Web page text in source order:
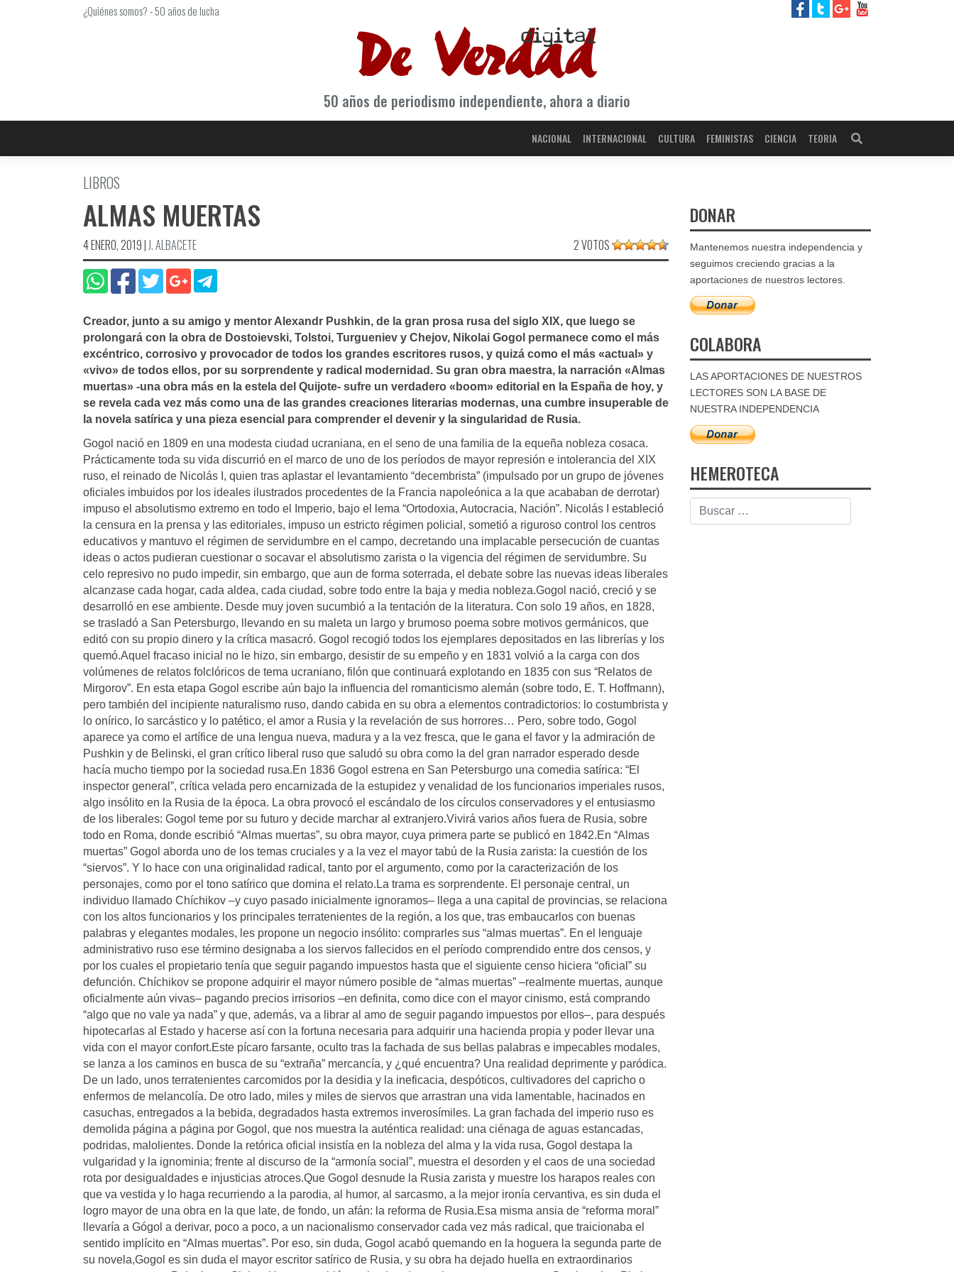
¿Quiénes somos?-50 años de lucha
50 años de periodismo independiente, ahora a diario
NACIONAL INTERNACIONAL CULTURA FEMINISTAS CIENCIA TEORIA
LIBROS
ALMAS MUERTAS
4 ENERO, 2019|J. ALBACETE 2 VOTOS
Creador, junto a su amigo y mentor Alexandr Pushkin, de la gran prosa rusa del siglo XIX, que luego se
prolongará con la obra de Dostoievski, Tolstoi, Turgueniev y Chejov, Nikolai Gogol permanece como el más
excéntrico, corrosivo y provocador de todos los grandes escritores rusos, y quizá como el más «actual» y
«vivo» de todos ellos, por su sorprendente y radical modernidad. Su gran obra maestra, la narración «Almas
muertas» -una obra más en la estela del Quijote- sufre un verdadero «boom» editorial en la España de hoy, y
se revela cada vez más como una de las grandes creaciones literarias modernas, una cumbre insuperable de
la novela satí­rica y una pieza esencial para comprender el devenir y la singularidad de Rusia.
Gogol nació en 1809 en una modesta ciudad ucraniana, en el seno de una familia de la equeña nobleza cosaca.
Prácticamente toda su vida discurrió en el marco de uno de los períodos de mayor represión e intolerancia del XIX
ruso, el reinado de Nicolás I, quien tras aplastar el levantamiento “decembrista” (impulsado por un grupo de jóvenes
oficiales imbuidos por los ideales ilustrados procedentes de la Francia napoleónica a la que acababan de derrotar)
impuso el absolutismo extremo en todo el Imperio, bajo el lema “Ortodoxia, Autocracia, Nación”. Nicolás I estableció
la censura en la prensa y las editoriales, impuso un estricto régimen policial, sometió a riguroso control los centros
educativos y mantuvo el régimen de servidumbre en el campo, decretando una implacable persecución de cuantas
ideas o actos pudieran cuestionar o socavar el absolutismo zarista o la vigencia del régimen de servidumbre. Su
celo represivo no pudo impedir, sin embargo, que aun de forma soterrada, el debate sobre las nuevas ideas liberales
alcanzase cada hogar, cada aldea, cada ciudad, sobre todo entre la baja y media nobleza.Gogol nació, creció y se
desarrolló en ese ambiente. Desde muy joven sucumbió a la tentación de la literatura. Con solo 19 años, en 1828,
se trasladó a San Petersburgo, llevando en su maleta un largo y brumoso poema sobre motivos germánicos, que
editó con su propio dinero y la crítica masacró. Gogol recogió todos los ejemplares depositados en las librerías y los
quemó.Aquel fracaso inicial no le hizo, sin embargo, desistir de su empeño y en 1831 volvió a la carga con dos
volúmenes de relatos folclóricos de tema ucraniano, filón que continuará explotando en 1835 con sus “Relatos de
Mirgorov”. En esta etapa Gogol escribe aún bajo la influencia del romanticismo alemán (sobre todo, E. T. Hoffmann),
pero también del incipiente naturalismo ruso, dando cabida en su obra a elementos contradictorios: lo costumbrista y
lo onírico, lo sarcástico y lo patético, el amor a Rusia y la revelación de sus horrores… Pero, sobre todo, Gogol
aparece ya como el artífice de una lengua nueva, madura y a la vez fresca, que le gana el favor y la admiración de
Pushkin y de Belinski, el gran crítico liberal ruso que saludó su obra como la del gran narrador esperado desde
hacía mucho tiempo por la sociedad rusa.En 1836 Gogol estrena en San Petersburgo una comedia satírica: “El
inspector general”, crítica velada pero encarnizada de la estupidez y venalidad de los funcionarios imperiales rusos,
algo insólito en la Rusia de la época. La obra provocó el escándalo de los círculos conservadores y el entusiasmo
de los liberales: Gogol teme por su futuro y decide marchar al extranjero.Vivirá varios años fuera de Rusia, sobre
todo en Roma, donde escribió “Almas muertas”, su obra mayor, cuya primera parte se publicó en 1842.En “Almas
muertas” Gogol aborda uno de los temas cruciales y a la vez el mayor tabú de la Rusia zarista: la cuestión de los
“siervos”. Y lo hace con una originalidad radical, tanto por el argumento, como por la caracterización de los
personajes, como por el tono satírico que domina el relato.La trama es sorprendente. El personaje central, un
individuo llamado Chíchikov –y cuyo pasado inicialmente ignoramos– llega a una capital de provincias, se relaciona
con los altos funcionarios y los principales terratenientes de la región, a los que, tras embaucarlos con buenas
palabras y elegantes modales, les propone un negocio insólito: comprarles sus “almas muertas”. En el lenguaje
administrativo ruso ese término designaba a los siervos fallecidos en el período comprendido entre dos censos, y
por los cuales el propietario tenía que seguir pagando impuestos hasta que el siguiente censo hiciera “oficial” su
defunción. Chíchikov se propone adquirir el mayor número posible de “almas muertas” –realmente muertas, aunque
oficialmente aún vivas– pagando precios irrisorios –en definita, como dice con el mayor cinismo, está comprando
“algo que no vale ya nada” y que, además, va a librar al amo de seguir pagando impuestos por ellos–, para después
hipotecarlas al Estado y hacerse así con la fortuna necesaria para adquirir una hacienda propia y poder llevar una
vida con el mayor confort.Este pícaro farsante, oculto tras la fachada de sus bellas palabras e impecables modales,
se lanza a los caminos en busca de su “extraña” mercancía, y ¿qué encuentra? Una realidad deprimente y paródica.
De un lado, unos terratenientes carcomidos por la desidia y la ineficacia, despóticos, cultivadores del capricho o
enfermos de melancolía. De otro lado, miles y miles de siervos que arrastran una vida lamentable, hacinados en
casuchas, entregados a la bebida, degradados hasta extremos inverosímiles. La gran fachada del imperio ruso es
demolida página a página por Gogol, que nos muestra la auténtica realidad: una ciénaga de aguas estancadas,
podridas, malolientes. Donde la retórica oficial insistía en la nobleza del alma y la vida rusa, Gogol destapa la
vulgaridad y la ignominia; frente al discurso de la “armonía social”, muestra el desorden y el caos de una sociedad
rota por desigualdades e injusticias atroces.Que Gogol desnude la Rusia zarista y muestre los harapos reales con
que va vestida y lo haga recurriendo a la parodia, al humor, al sarcasmo, a la mejor ironía cervantiva, es sin duda el
logro mayor de una obra en la que late, de fondo, un afán: la reforma de Rusia.Esa misma ansia de “reforma moral”
llevaría a Gógol a derivar, poco a poco, a un nacionalismo conservador cada vez más radical, que traicionaba el
sentido implícito en “Almas muertas”. Por eso, sin duda, Gogol acabó quemando en la hoguera la segunda parte de
su novela,Gogol es sin duda el mayor escritor satírico de Rusia, y su obra ha dejado huella en extraordinarios
DONAR
Mantenemos nuestra independencia y
seguimos creciendo gracias a la
aportaciones de nuestros lectores.
COLABORA
LAS APORTACIONES DE NUESTROS
LECTORES SON LA BASE DE
NUESTRA INDEPENDENCIA
HEMEROTECA